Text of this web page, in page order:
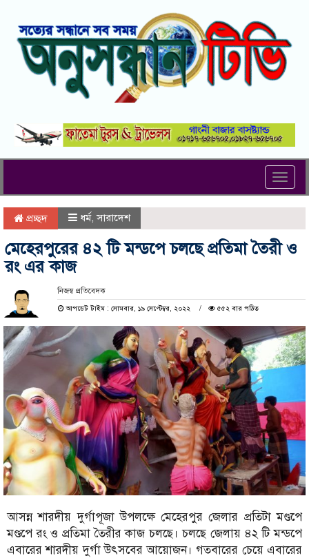
প্রচ্ছদ ধর্ম,সারাদেশ
মেহেরপুরের ৪২ টি মন্ডপে চলছে প্রতিমা তৈরী ও
রং এর কাজ
নিজস্ব প্রতিবেদক
আপডেট টাইম : সোমবার, ১৯ সেপ্টেম্বর, ২০২২
৫৫২ বার পঠিত
আসন্ন শারদীয় দুর্গাপূজা উপলক্ষে মেহেরপুর জেলার প্রতিটা মণ্ডপে
মণ্ডপে রং ও প্রতিমা তৈরীর কাজ চলছে। চলছে জেলায় ৪২ টি মন্ডপে
এবারের শারদীয় দুর্গা উৎসবের আয়োজন। গতবারের চেয়ে এবারের